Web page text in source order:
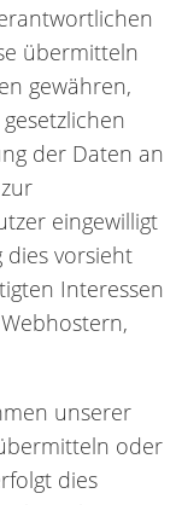
übermitteln
gewähren,
der Daten an
eingewilligt
vorsieht
Interessen
unserer
oder
dies